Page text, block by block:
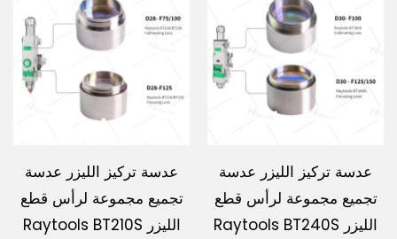
عدسة تركيز الليزر عدسة
تجميع مجموعة لرأس قطع
الليزر Raytools BT240S
عدسة تركيز الليزر عدسة
تجميع مجموعة لرأس قطع
الليزر Raytools BT210S